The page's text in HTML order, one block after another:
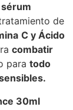
sérum
de
C y Ácido
combatir
para todo
30ml